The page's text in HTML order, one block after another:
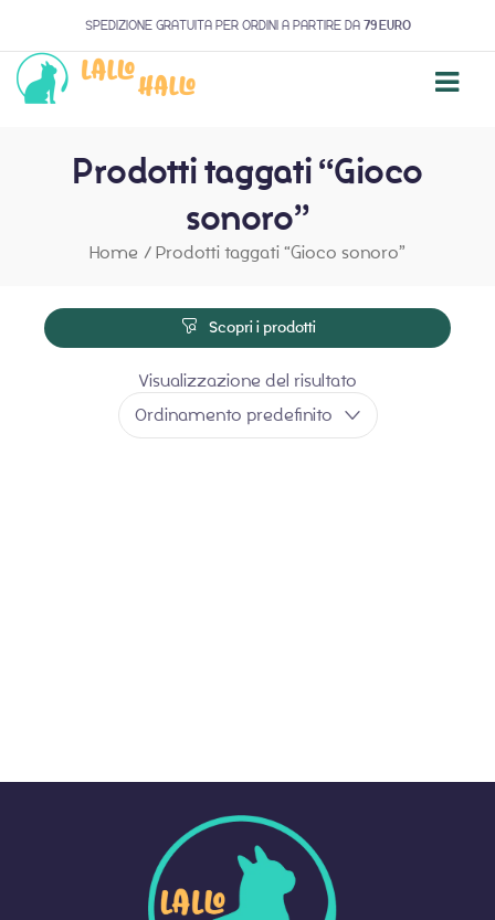
SPEDIZIONE GRATUITA PER ORDINI A PARTIRE DA 79 EURO
Prodotti taggati “Gioco
sonoro”
Home / Prodotti taggati “Gioco sonoro”
Scopri i prodotti
Visualizzazione del risultato
Ordinamento predefinito